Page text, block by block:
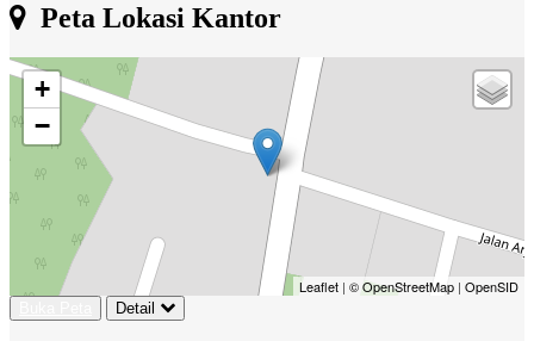
Peta Lokasi Kantor
+
−
Leaflet | © OpenStreetMap | OpenSID
Detail